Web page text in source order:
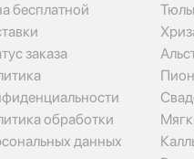
бесплатной
заказа
обработки
данных